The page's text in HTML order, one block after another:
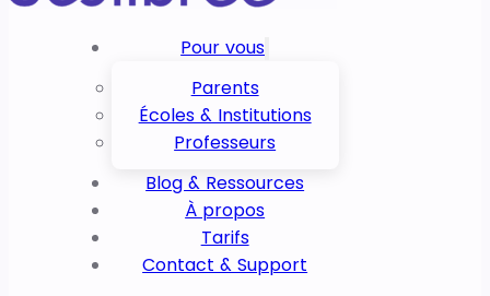
Pour vous
Parents
Écoles & Institutions
Professeurs
Blog & Ressources
À propos
Tarifs
Contact & Support